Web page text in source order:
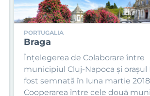
PORTUGALIA
Braga
Înțelegerea de Colaborare între
municipiul Cluj-Napoca și orașul
fost semnată în luna martie
Cooperarea între cele două